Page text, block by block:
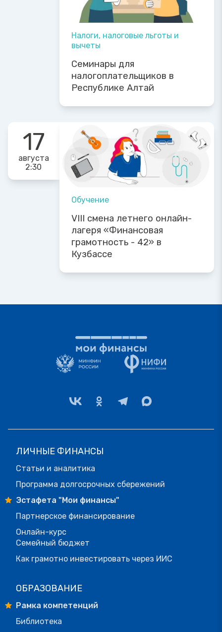
Налоги, налоговые льготы и
вычеты
Семинары для
налогоплательщиков в
Республике Алтай
17
августа
2:30
Обучение
VIII смена летнего онлайн-
лагеря «Финансовая
грамотность - 42» в
Кузбассе
ЛИЧНЫЕ ФИНАНСЫ
Статьи и аналитика
Программа долгосрочных сбережений
Эстафета "Мои финансы"
Партнерское финансирование
Онлайн-курс
Семейный бюджет
Как грамотно инвестировать через ИИС
ОБРАЗОВАНИЕ
Рамка компетенций
Библиотека